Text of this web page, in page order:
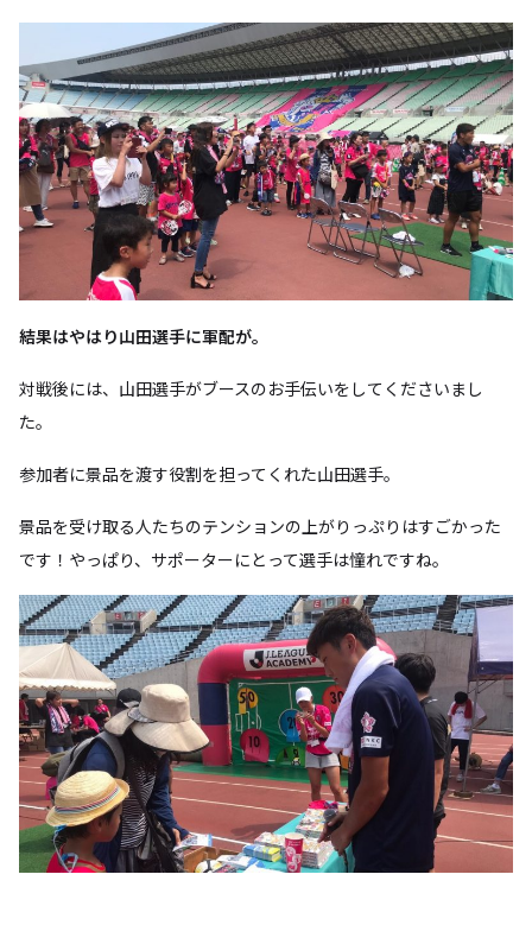
結果はやはり山田選手に軍配が。
対戦後には、山田選手がブースのお手伝いをしてくださいまし
た。
参加者に景品を渡す役割を担ってくれた山田選手。
景品を受け取る人たちのテンションの上がりっぷりはすごかった
です！やっぱり、サポーターにとって選手は憧れですね。